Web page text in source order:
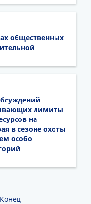
общественных
лимиты
на
в сезоне охоты
особо
Конец